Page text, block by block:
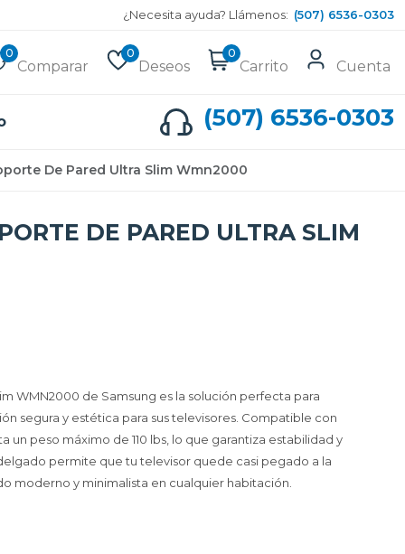
¿Necesita ayuda? Llámenos: (507) 6536-0303
0
Comparar
0
Deseos
0
Carrito Cuenta
(507) 6536-0303
De Pared Ultra Slim Wmn2000
DE PARED ULTRA SLIM
WMN2000 de Samsung es la solución perfecta para
segura y estética para sus televisores. Compatible con
un peso máximo de 110 lbs, lo que garantiza estabilidad y
permite que tu televisor quede casi pegado a la
moderno y minimalista en cualquier habitación.